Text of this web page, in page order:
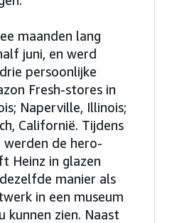
maanden lang
juni, en werd
persoonlijke
Fresh-stores in
Naperville, Illinois;
Californië. Tijdens
werden de hero-
Heinz in glazen
manier als
in een museum
zien. Naast